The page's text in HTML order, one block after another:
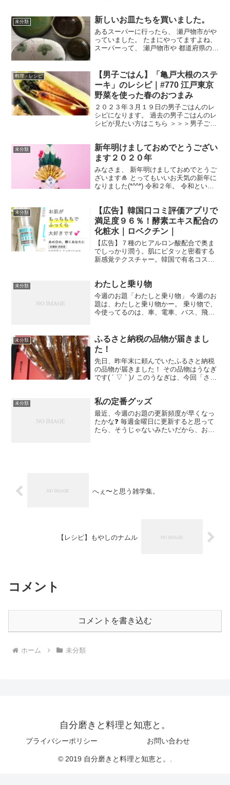
未分類 新しいお皿たちを買いました。
あるスーパーに行ったら、 瀬戸物市がや
っていました。 たまにやってますよね、
スーパーって、 瀬戸物市や 都道府県の物
ぱい売ってました( ´ ▽ ` ) 今までそ...
料理・レシピ
【男子ごはん】「亀戸大根のステ
ーキ」のレシピ｜#770 江戸東京
野菜を使った春のおつまみ
２０２３年３月１９日の男子ごはんのレ
シピになります。 過去の男子ごはんのレ
シピが見たい方はこちら ＞＞＞男子ごは
２本 にんにく（みじん切り） １片分 ご
ま油 大さ...
未分類
新年明けましておめでとうござい
ます２０２０年
みなさま、 新年明けましておめでとうご
ざいます🎍 とってもいいお天気の新年に
なりました(*^^*) 令和２年。 令和という
(^_−)−☆ 今年はオリンピックの年という
こ...
未分類
【広告】韓国口コミ評価アプリで
満足度９６％！酵素エキス配合の
化粧水｜ロベクチン｜
【広告】７種のヒアルロン酸配合で奥ま
でしっかり潤う。肌にピタッと密着する
新感覚テクスチャー。韓国で有名コスメ
未分類 わたしと乗り物
今週のお題「わたしと乗り物」 今週のお
題は、わたしと乗り物かー。 乗り物で、
今使ってるのは、車、電車、バス、飛行
ー。 まー、でも、昔、わたしがオースト
リアにワーホリ言っ...
未分類
ふるさと納税の品物が届きまし
た！
先日、昨年末に頼んでいたふるさと納税
の品物が届きました！ その品物はうなぎ
です( ´ ▽ ` )ﾉ このうなぎは、今回「さと
く、まず見て見て！ こちらです ↓ ↓ ...
未分類 私の定番グッズ
最近、今週のお題の更新頻度が早くなっ
たかな❓ 毎週金曜日に更新すると思って
たら、そうじゃないみたいだから、お題
へぇ〜と思う雑学集。
【レシピ】もやしのナムル
コメント
コメントを書き込む
ホーム 未分類
自分磨きと料理と知恵と。
プライバシーポリシー お問い合わせ
© 2019 自分磨きと料理と知恵と。.